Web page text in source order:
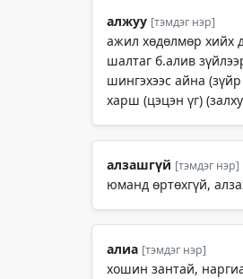
алжуу [тэмдэг нэр]
ажил хөдөлмөр хийх
шалтаг б.алив
шингэхээс айна
харш (цэцэн үг)
алзашгүй [тэмдэг нэр]
юманд өртөхгүй,
алиа [тэмдэг нэр]
хошин зантай,